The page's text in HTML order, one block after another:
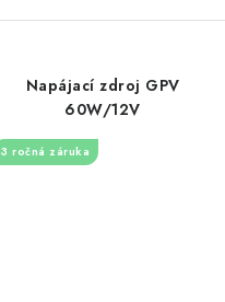
Napájací zdroj GPV
60W/12V
3 ročná záruka